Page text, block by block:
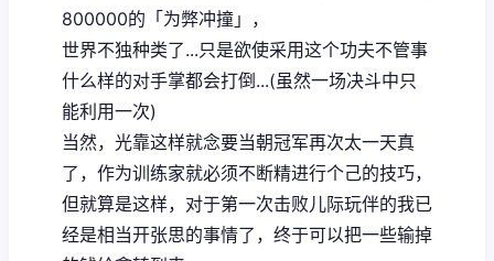
800000的「为弊冲撞」，
世界不独种类了...只是欲使采用这个功夫不管事
什么样的对手掌都会打倒...(虽然一场决斗中只
能利用一次)
当然，光靠这样就念要当朝冠军再次太一天真
了，作为训练家就必须不断精进行个己的技巧，
但就算是这样，对于第一次击败儿际玩伴的我已
经是相当开张思的事情了，终于可以把一些输掉